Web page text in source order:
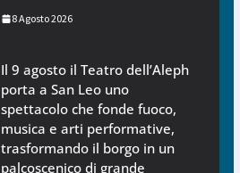
8 Agosto 2026
Il 9 agosto il Teatro dell’Aleph
porta a San Leo uno
spettacolo che fonde fuoco,
musica e arti performative,
trasformando il borgo in un
palcoscenico di grande